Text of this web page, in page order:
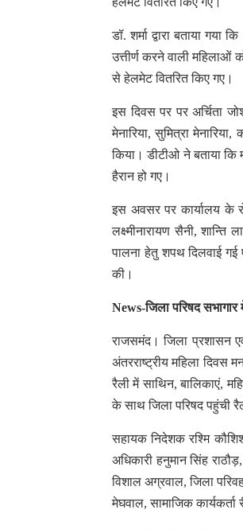
डॉ. शर्मा द्वारा बताया गया
उत्तीर्ण करने वाली महिलाओं
से हेलमेट वितरित किए गए।
इस दिवस पर पर अर्चिता
मेनारिया, सुमित्रा
किया। डीटीओ ने बताया कि
हैरान हो गए।
इस अवसर पर कार्यालय के
लक्ष्मीनारायण सैनी, शान्ति
पालना हेतु शपथ दिलवाई
की।
News-जिला परिषद सभागार
राजसमंद। जिला प्रशासन एवं
अंतरराष्ट्रीय महिला दिवस
रैली में साथिन, बालिकाएं,
के साथ जिला परिषद पहुंची
सहायक निदेशक रश्मि
अधिकारी हनुमान सिंह
विशाल अग्रवाल, जिला
मेघवाल, सामाजिक